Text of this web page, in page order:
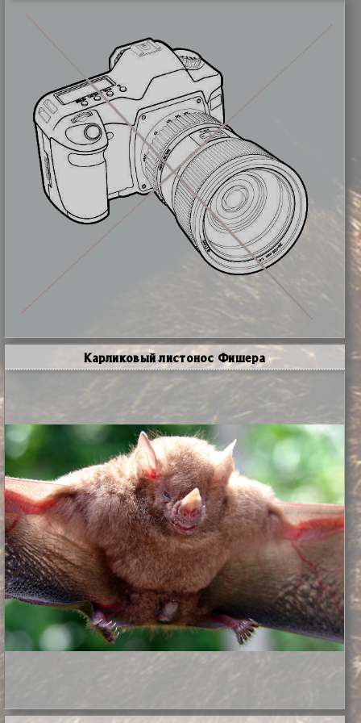
Карликовый листонос Фишера